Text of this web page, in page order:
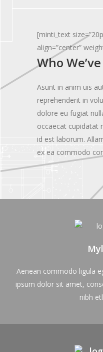
[minti_text
align=”center”
Who
Asunt in anim uis
reprehenderit in
dolore eu fugiat
occaecat cupidatat
id est laborum.
ex ea commodo
Aenean commodo ligula
ipsum dolor sit amet,
nibh